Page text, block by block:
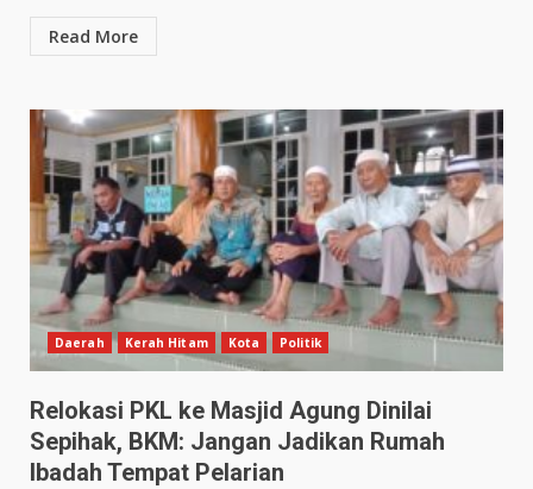
Read More
Daerah Kerah Hitam Kota Politik
Relokasi PKL ke Masjid Agung Dinilai
Sepihak, BKM: Jangan Jadikan Rumah
Ibadah Tempat Pelarian